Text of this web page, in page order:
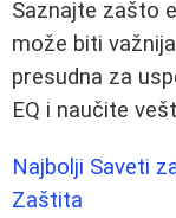
Saznajte zašto
može biti
presudna za
EQ i naučite
Najbolji Saveti
Zaštita